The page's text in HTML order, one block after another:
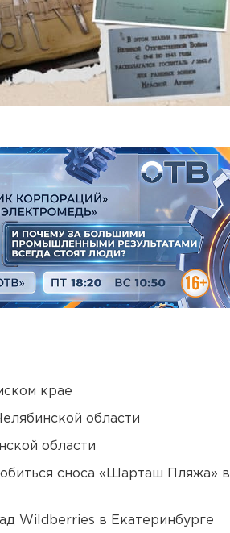
крае
области
области
сноса «Шарташ Пляжа» в
Wildberries в Екатеринбурге